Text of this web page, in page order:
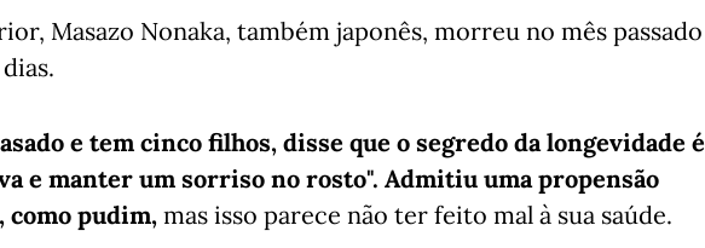
Masazo Nonaka, também japonês, morreu no mês passado
e tem cinco filhos, disse que o segredo da longevidade é
e manter um sorriso no rosto". Admitiu uma propensão
como pudim, mas isso parece não ter feito mal à sua saúde.